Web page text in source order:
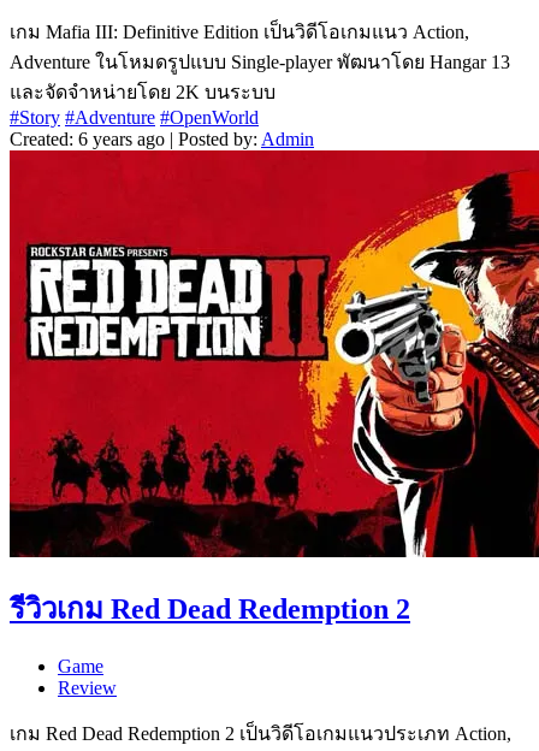
เกม Mafia III: Definitive Edition เป็นวิดีโอเกมแนว Action,
Adventure ในโหมดรูปแบบ Single-player พัฒนาโดย Hangar 13
และจัดจำหน่ายโดย 2K บนระบบ
#Story #Adventure #OpenWorld
Created: 6 years ago | Posted by: Admin
รีวิวเกม Red Dead Redemption 2
Game
Review
เกม Red Dead Redemption 2 เป็นวิดีโอเกมแนวประเภท Action,